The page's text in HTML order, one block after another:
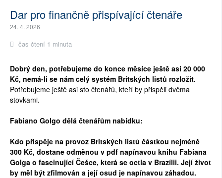
Dar pro finančně přispívající čtenáře
24. 4. 2026
čas čtení 1 minuta
Dobrý den, potřebujeme do konce měsíce ještě asi 20 000
Kč, nemá-li se nám celý systém Britských listů rozložit.
Potřebujeme ještě asi sto čtenářů, kteří by přispěli dvěma
stovkami.
Fabiano Golgo dělá čtenářům nabídku:
Kdo přispěje na provoz Britských listů částkou nejméně
300 Kč, dostane odměnou v pdf napínavou knihu Fabiana
Golga o fascinující Češce, která se octla v Brazílii. Její život
by měl být zfilmován a její osud je napínavou záhadou.